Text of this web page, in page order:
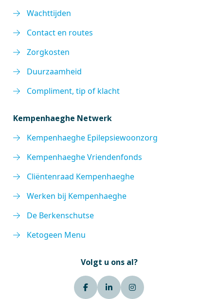
Wachttijden
Contact en routes
Zorgkosten
Duurzaamheid
Compliment, tip of klacht
Kempenhaeghe Netwerk
Kempenhaeghe Epilepsiewoonzorg
Kempenhaeghe Vriendenfonds
Cliëntenraad Kempenhaeghe
Werken bij Kempenhaeghe
De Berkenschutse
Ketogeen Menu
Volgt u ons al?